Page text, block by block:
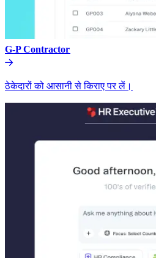
G-P Contractor​​
ठेकेदारों को आसानी से किराए पर लें।​​